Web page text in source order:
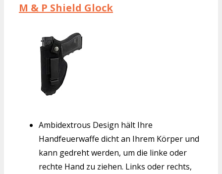
M & P Shield Glock
Ambidextrous Design hält Ihre
Handfeuerwaffe dicht an Ihrem Körper und
kann gedreht werden, um die linke oder
rechte Hand zu ziehen. Links oder rechts,